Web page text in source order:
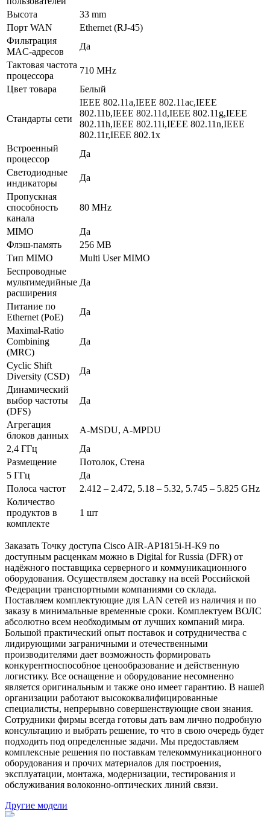
Высота
33 mm
Порт WAN
Ethernet (RJ-45)
Фильтрация
MAC-адресов
Да
Тактовая частота
процессора
710 MHz
Цвет товара
Белый
Стандарты сети
IEEE 802.11a,IEEE 802.11ac,IEEE
802.11b,IEEE 802.11d,IEEE 802.11g,IEEE
802.11h,IEEE 802.11i,IEEE 802.11n,IEEE
802.11r,IEEE 802.1x
Встроенный
процессор
Да
Светодиодные
индикаторы
Да
Пропускная
способность
канала
80 MHz
MIMO
Да
Флэш-память
256 MB
Тип MIMO
Multi User MIMO
Беспроводные
мультимедийные
расширения
Да
Питание по
Ethernet (PoE)
Да
Maximal-Ratio
Combining
(MRC)
Да
Cyclic Shift
Diversity (CSD)
Да
Динамический
выбор частоты
(DFS)
Да
Агрегация
блоков данных
A-MSDU, A-MPDU
2,4 ГГц
Да
Размещение
Потолок, Стена
5 ГГц
Да
Полоса частот
2.412 – 2.472, 5.18 – 5.32, 5.745 – 5.825 GHz
Количество
продуктов в
комплекте
1 шт
Заказать Точку доступа Cisco AIR-AP1815i-H-K9 по
доступным расценкам можно в Digital for Russia (DFR) от
надёжного поставщика серверного и коммуникационного
оборудования. Осуществляем доставку на всей Российской
Федерации транспортными компаниями со склада.
Поставляем комплектующие для LAN сетей из наличия и по
заказу в минимальные временные сроки. Комплектуем ВОЛС
абсолютно всем необходимым от лучших компаний мира.
Большой практический опыт поставок и сотрудничества с
лидирующими заграничными и отечественными
производителями дает возможность формировать
конкурентноспособное ценообразование и действенную
логистику. Все оснащение и оборудование несомненно
является оригинальным и также оно имеет гарантию. В нашей
организации работают высококвалифицированные
специалисты, непрерывно совершенствующие свои знания.
Сотрудники фирмы всегда готовы дать вам лично подробную
консультацию и выбрать решение, то что в свою очередь будет
подходить под определенные задачи. Мы предоставляем
комплексные решения по поставкам телекоммуникационного
оборудования и прочих материалов для построения,
эксплуатации, монтажа, модернизации, тестирования и
обслуживания волоконно-оптических линий связи.
Другие модели